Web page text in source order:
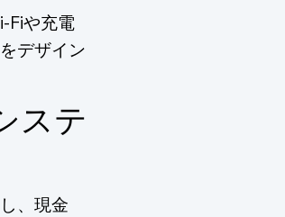
Fiや充電
デザイン
ステ
、現金